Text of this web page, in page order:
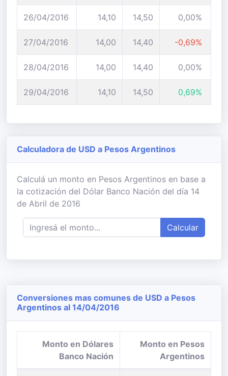
26/04/2016 14,10 14,50 0,00%
27/04/2016 14,00 14,40 -0,69%
28/04/2016 14,00 14,40 0,00%
29/04/2016 14,10 14,50 0,69%
Calculadora de USD a Pesos Argentinos
Calculá un monto en Pesos Argentinos en base a
la cotización del Dólar Banco Nación del día 14
de Abril de 2016
Calcular
Conversiones mas comunes de USD a Pesos
Argentinos al 14/04/2016
Monto en Dólares
Banco Nación
Monto en Pesos
Argentinos